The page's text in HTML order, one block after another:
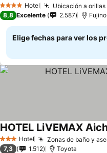
4 EstrellasHotel Ubicación a
8,8 Excelente 2.587
Elige fechas para ver los
3 Estrellas
Hotel Zonas de baño y
HOTEL LiVEMAX
7,3 1.512 Toyota